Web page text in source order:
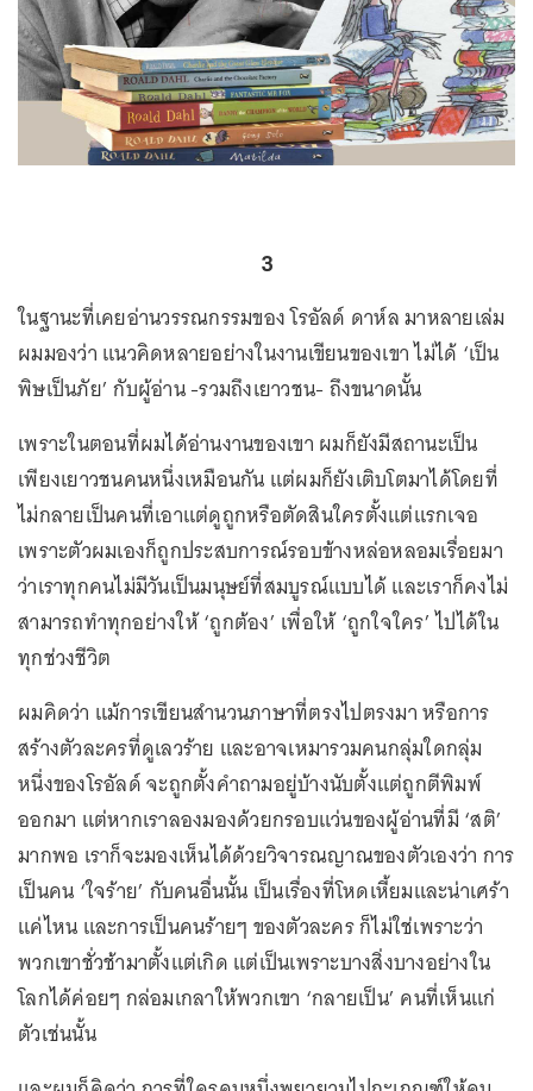
3
ในฐานะที่เคยอ่านวรรณกรรมของ โรอัลด์ ดาห์ล มาหลายเล่ม
ผมมองว่า แนวคิดหลายอย่างในงานเขียนของเขา ไม่ได้ ‘เป็น
พิษเป็นภัย’ กับผู้อ่าน -รวมถึงเยาวชน- ถึงขนาดนั้น
เพราะในตอนที่ผมได้อ่านงานของเขา ผมก็ยังมีสถานะเป็น
เพียงเยาวชนคนหนึ่งเหมือนกัน แต่ผมก็ยังเติบโตมาได้โดยที่
ไม่กลายเป็นคนที่เอาแต่ดูถูกหรือตัดสินใครตั้งแต่แรกเจอ
เพราะตัวผมเองก็ถูกประสบการณ์รอบข้างหล่อหลอมเรื่อยมา
ว่าเราทุกคนไม่มีวันเป็นมนุษย์ที่สมบูรณ์แบบได้ และเราก็คงไม่
สามารถทำทุกอย่างให้ ‘ถูกต้อง’ เพื่อให้ ‘ถูกใจใคร’ ไปได้ใน
ทุกช่วงชีวิต
ผมคิดว่า แม้การเขียนสำนวนภาษาที่ตรงไปตรงมา หรือการ
สร้างตัวละครที่ดูเลวร้าย และอาจเหมารวมคนกลุ่มใดกลุ่ม
หนึ่งของโรอัลด์ จะถูกตั้งคำถามอยู่บ้างนับตั้งแต่ถูกตีพิมพ์
ออกมา แต่หากเราลองมองด้วยกรอบแว่นของผู้อ่านที่มี ‘สติ’
มากพอ เราก็จะมองเห็นได้ด้วยวิจารณญาณของตัวเองว่า การ
เป็นคน ‘ใจร้าย’ กับคนอื่นนั้น เป็นเรื่องที่โหดเหี้ยมและน่าเศร้า
แค่ไหน และการเป็นคนร้ายๆ ของตัวละคร ก็ไม่ใช่เพราะว่า
พวกเขาชั่วช้ามาตั้งแต่เกิด แต่เป็นเพราะบางสิ่งบางอย่างใน
โลกได้ค่อยๆ กล่อมเกลาให้พวกเขา ‘กลายเป็น’ คนที่เห็นแก่
ตัวเช่นนั้น